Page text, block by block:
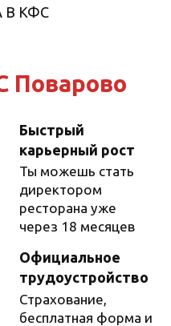
Поварово
Быстрый
карьерный рост
Ты можешь стать
директором
ресторана уже
через 18 месяцев
Официальное
трудоустройство
Страхование,
бесплатная форма и